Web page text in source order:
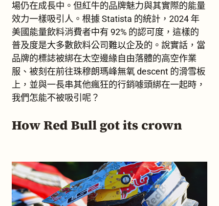
場仍在成長中。但紅牛的品牌魅力與其實際的能量
效力一樣吸引人。根據 Statista 的統計，2024 年
美國能量飲料消費者中有 92% 的認可度，這樣的
普及度是大多數飲料公司難以企及的。說實話，當
品牌的標誌被綁在太空邊緣自由落體的高空作業
服、被刻在前往珠穆朗瑪峰無氧 descent 的滑雪板
上，並與一長串其他瘋狂的行銷噱頭綁在一起時，
我們怎能不被吸引呢？
How Red Bull got its crown